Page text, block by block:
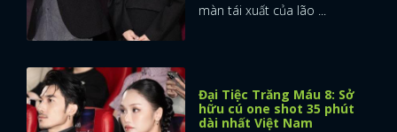
màn tái xuất của lão ...
Đại Tiệc Trăng Máu 8: Sở
hữu cú one shot 35 phút
dài nhất Việt Nam